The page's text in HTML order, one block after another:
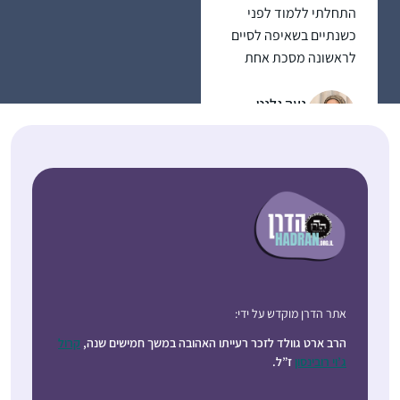
התחלתי ללמוד לפני
כשנתיים בשאיפה לסיים
לראשונה מסכת אחת
אחרי מסכת אחת כבר
נעה גלנט
בבנייני האומה. רציתי גם.
החלטתי להצטרף.
התחלתי ושיכנעתי את
ליאת סיטרון
אתר הדרן מוקדש על ידי:
הרב ארט גוולד לזכר רעייתו האהובה במשך חמישים שנה, קרול
ג’וי רובינסון ז”ל.